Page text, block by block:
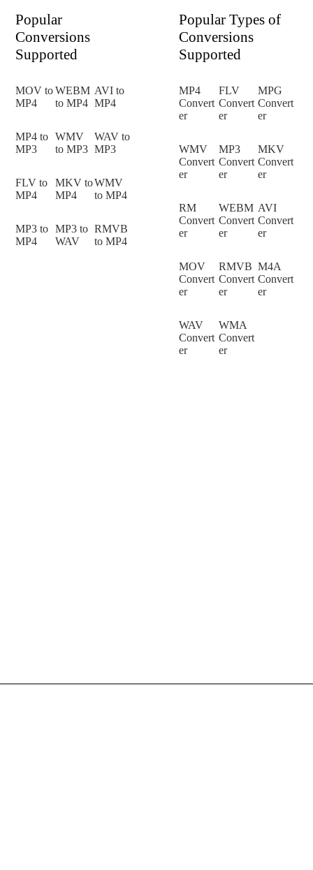
Popular
Conversions
Supported
MOV to
MP4
WEBM
to MP4
AVI to
MP4
MP4 to
MP3
WMV
to MP3
WAV to
MP3
FLV to
MP4
MKV to
MP4
WMV
to MP4
MP3 to
MP4
MP3 to
WAV
RMVB
to MP4
Popular Types of
Conversions
Supported
MP4
Convert
er
FLV
Convert
er
MPG
Convert
er
WMV
Convert
er
MP3
Convert
er
MKV
Convert
er
RM
Convert
er
WEBM
Convert
er
AVI
Convert
er
MOV
Convert
er
RMVB
Convert
er
M4A
Convert
er
WAV
Convert
er
WMA
Convert
er